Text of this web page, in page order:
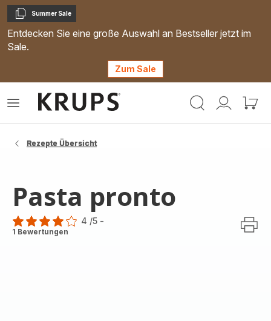
Kopieren
Summer Sale
Entdecken Sie eine große Auswahl an Bestseller jetzt im
Sale.
Zum Sale
Mein
Mein
Das
Rezepte Übersicht
Pasta pronto
Bewertung
4 /5 -
1 Bewertungen